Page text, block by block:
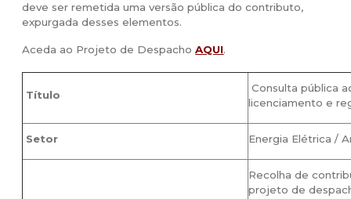
deve ser remetida uma versão pública do contributo,
expurgada desses elementos.
Aceda ao Projeto de DespachoAQUI.
Título
Consulta pública
licenciamento e
Setor Energia Elétrica /
Recolha de
projeto de